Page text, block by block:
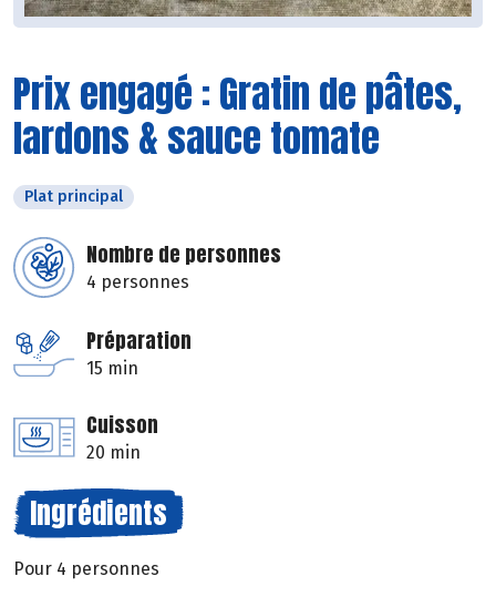
Prix engagé : Gratin de pâtes,
lardons & sauce tomate
Plat principal
Nombre de personnes
4 personnes
Préparation
15 min
Cuisson
20 min
Ingrédients
Pour 4 personnes